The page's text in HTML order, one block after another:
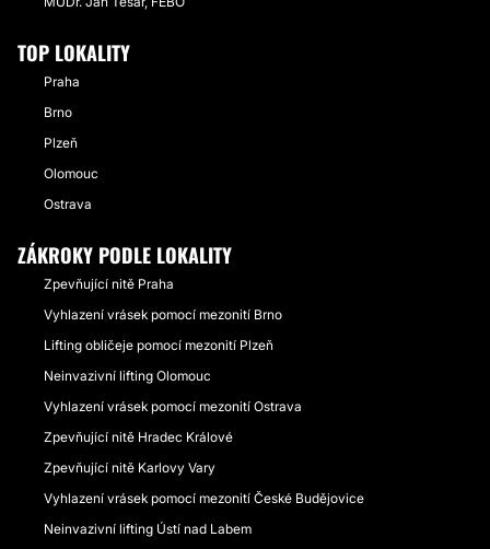
TOP LOKALITY
Praha
Brno
Plzeň
Olomouc
Ostrava
ZÁKROKY PODLE LOKALITY
Zpevňující nitě Praha
Vyhlazení vrásek pomocí mezonití Brno
Lifting obličeje pomocí mezonití Plzeň
Neinvazivní lifting Olomouc
Vyhlazení vrásek pomocí mezonití Ostrava
Zpevňující nitě Hradec Králové
Zpevňující nitě Karlovy Vary
Vyhlazení vrásek pomocí mezonití České Budějovice
Neinvazivní lifting Ústí nad Labem